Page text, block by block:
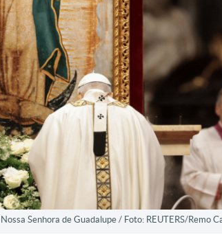
Senhora de Guadalupe / Foto: REUTERS/Remo